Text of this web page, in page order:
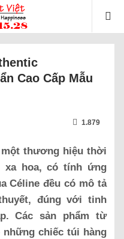
Cao Cấp Mẫu
1.879
thương hiệu thời
xa hoa, có tính ứng
Céline đều có mô tả
đúng với tinh
Các sản phẩm từ
chiếc túi hàng